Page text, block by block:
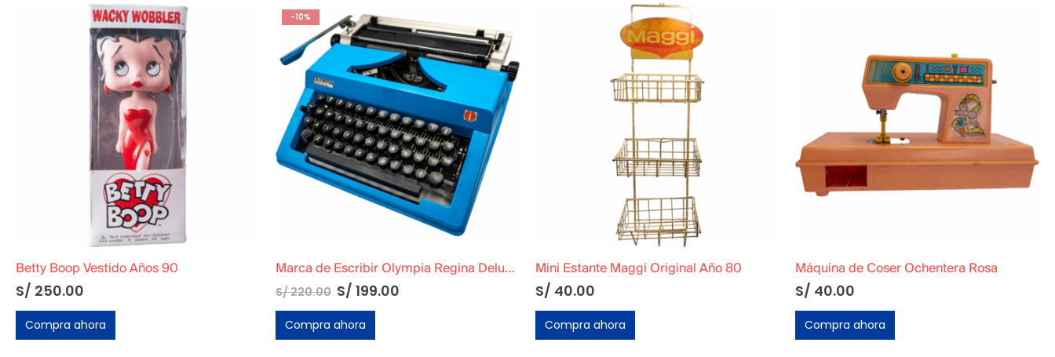
Betty Boop Vestido Años 90
S/ 250.00
Compra ahora
-10%
Marca de Escribir Olympia Regina Deluxe Azul
S/220.00 El
precio
original
era:
S/ 220.00.
S/ 199.00
Compra ahora
Mini Estante Maggi Original Año 80
S/ 40.00
Compra ahora
Máquina de Coser Ochentera Rosa
S/ 40.00
Compra ahora